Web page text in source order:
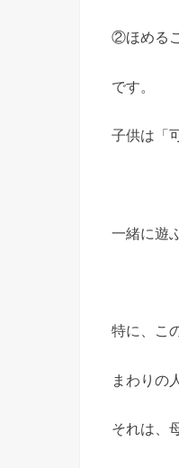
②ほめる
です。
子供は「
一緒に遊
特に、こ
まわりの
それは、